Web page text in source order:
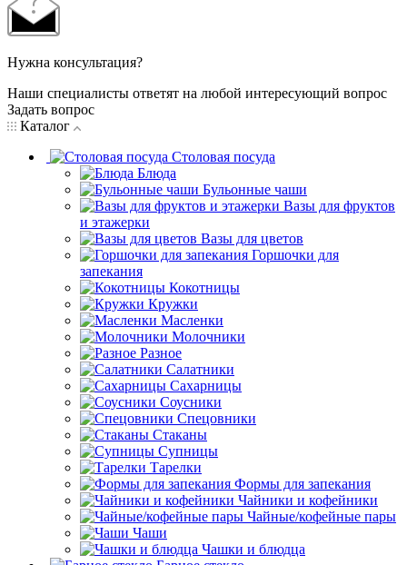
Нужна консультация?
Наши специалисты ответят на любой интересующий вопрос
Задать вопрос
Каталог
Столовая посуда
Блюда
Бульонные чаши
Вазы для фруктов
и этажерки
Вазы для цветов
Горшочки для
запекания
Кокотницы
Кружки
Масленки
Молочники
Разное
Салатники
Сахарницы
Соусники
Спецовники
Стаканы
Супницы
Тарелки
Формы для запекания
Чайники и кофейники
Чайные/кофейные пары
Чаши
Чашки и блюдца